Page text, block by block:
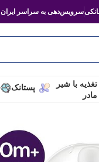
سرویس‌دهی به سراسر ایران
تغذیه با شیر
مادر
پستانک